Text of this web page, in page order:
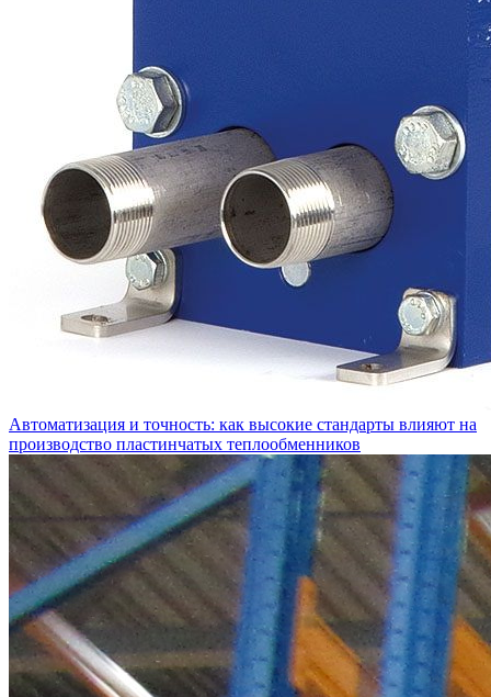
Автоматизация и точность: как высокие стандарты влияют на
производство пластинчатых теплообменников